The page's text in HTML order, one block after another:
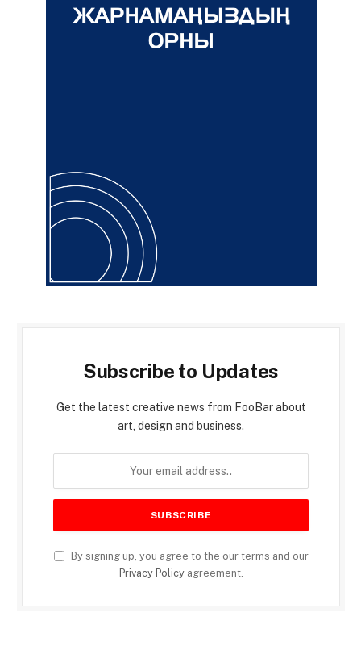
Subscribe to Updates
Get the latest creative news from FooBar about
art, design and business.
By signing up, you agree to the our terms and our
Privacy Policyagreement.